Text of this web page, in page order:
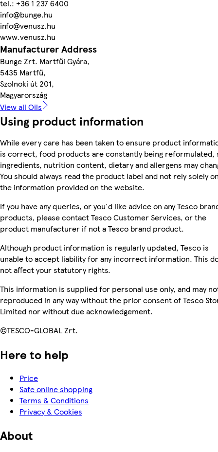
tel.: +36 1 237 6400
info@bunge.hu
info@venusz.hu
www.venusz.hu
Manufacturer Address
Bunge Zrt. Martfűi Gyára,
5435 Martfű,
Szolnoki út 201,
Magyarország
View all Oils
Using product information
While every care has been taken to ensure product
is correct, food products are constantly being reformulated,
ingredients, nutrition content, dietary and allergens may
You should always read the product label and not rely solely
the information provided on the website.
If you have any queries, or you'd like advice on any Tesco
products, please contact Tesco Customer Services, or the
product manufacturer if not a Tesco brand product.
Although product information is regularly updated, Tesco is
unable to accept liability for any incorrect information. This
not affect your statutory rights.
This information is supplied for personal use only, and may
reproduced in any way without the prior consent of Tesco
Limited nor without due acknowledgement.
©TESCO-GLOBAL Zrt.
Here to help
Price
Safe online shopping
Terms & Conditions
Privacy & Cookies
About